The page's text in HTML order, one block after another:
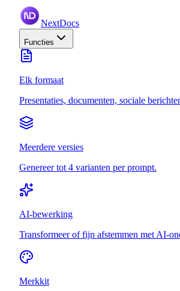
NextDocs
Functies
Elk formaat
Presentaties, documenten, sociale
Meerdere versies
Genereer tot 4 varianten per prompt.
AI-bewerking
Transformeer of fijn afstemmen met AI-
Merkkit